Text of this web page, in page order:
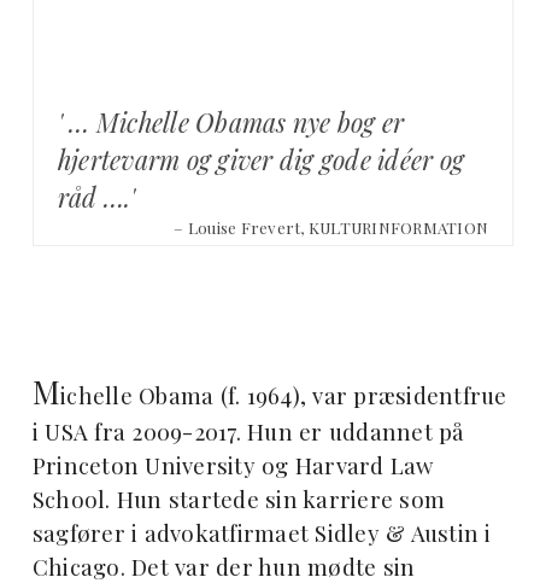
' … Michelle Obamas nye bog er
hjertevarm og giver dig gode idéer og
råd ….'
– Louise Frevert, KULTURINFORMATION
Michelle Obama (f. 1964), var præsidentfrue
i USA fra 2009-2017. Hun er uddannet på
Princeton University og Harvard Law
School. Hun startede sin karriere som
sagfører i advokatfirmaet Sidley & Austin i
Chicago. Det var der hun mødte sin